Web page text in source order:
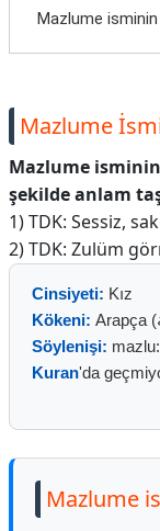
Mazlume isminin
Mazlume
Mazlume
şekilde anlam
1) TDK: Sessiz,
2) TDK: Zulüm
Cinsiyeti: Kız
Kökeni:
Söylenişi:
Kuran'da
Mazlume